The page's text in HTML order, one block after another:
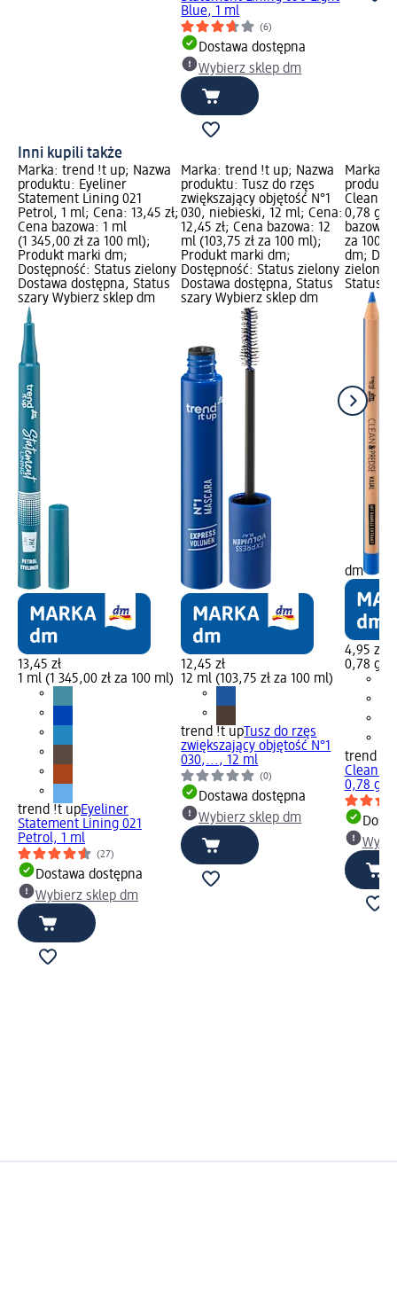
Blue, 1 ml
(6)
Dostawa dostępna
Wybierz sklep dm
Inni kupili także
Marka: trend !t up; Nazwa
produktu: Eyeliner
Statement Lining 021
Petrol, 1 ml; Cena: 13,45 zł;
Cena bazowa: 1 ml
(1 345,00 zł za 100 ml);
Produkt marki dm;
Dostępność: Status zielony
Dostawa dostępna, Status
szary Wybierz sklep dm
13,45 zł
1 ml (1 345,00 zł za 100 ml)
trend !t upEyeliner
Statement Lining 021
Petrol, 1 ml
(27)
Dostawa dostępna
Wybierz sklep dm
Marka: trend !t up; Nazwa
produktu: Tusz do rzęs
zwiększający objętość N°1
030, niebieski, 12 ml; Cena:
12,45 zł; Cena bazowa: 12
ml (103,75 zł za 100 ml);
Produkt marki dm;
Dostępność: Status zielony
Dostawa dostępna, Status
szary Wybierz sklep dm
12,45 zł
12 ml (103,75 zł za 100 ml)
trend !t up Tusz do rzęs
zwiększający objętość N°1
030,..., 12 ml
(0)
Dostawa dostępna
Wybierz sklep dm
Marka:
Clean &
0,78 g;
bazowa:
za 100
dm;
zielony
Status
dm
4,95 zł
0,78 g
trend !t
Clean &
0,78 g